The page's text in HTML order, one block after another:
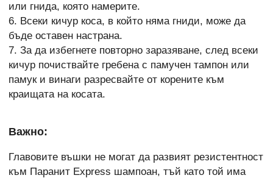
или гнида, която намерите.
6. Всеки кичур коса, в който няма гниди, може да
бъде оставен настрана.
7. За да избегнете повторно заразяване, след всеки
кичур почиствайте гребена с памучен тампон или
памук и винаги разресвайте от корените към
краищата на косата.
Важно:
Главовите въшки не могат да развият резистентност
към Паранит Express шампоан, тъй като той има